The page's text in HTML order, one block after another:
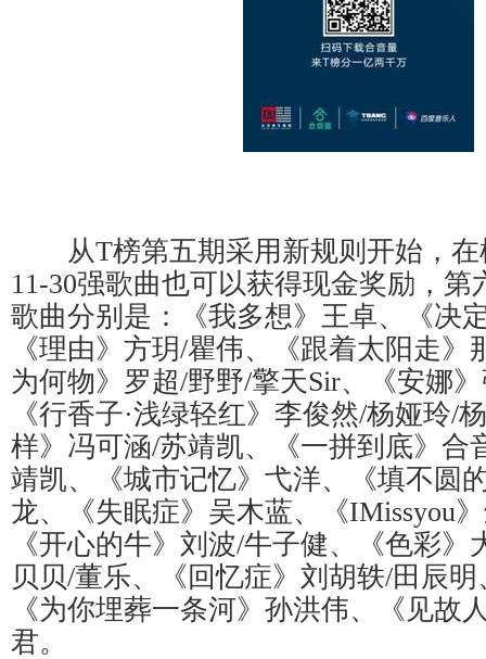
从T榜第五期采用新规则开始，在
11-30强歌曲也可以获得现金奖励，第
歌曲分别是：《我多想》王卓、《决
《理由》方玥/瞿伟、《跟着太阳走》
为何物》罗超/野野/擎天Sir、《安娜
《行香子·浅绿轻红》李俊然/杨娅玲/
样》冯可涵/苏靖凯、《一拼到底》合
靖凯、《城市记忆》弋洋、《填不圆
龙、《失眠症》吴木蓝、《IMissyou
《开心的牛》刘波/牛子健、《色彩》
贝贝/董乐、《回忆症》刘胡轶/田辰
《为你埋葬一条河》孙洪伟、《见故
君。